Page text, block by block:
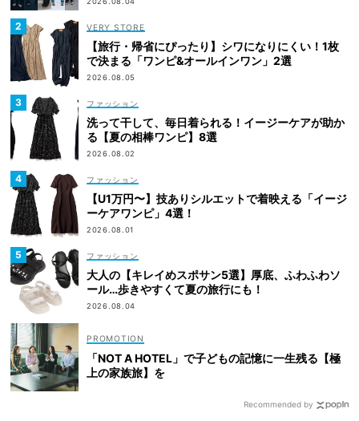
VERY STORE
【旅行・帰省にぴったり】シワになりにくい！1枚
で決まる「ワンピ&オールインワン」2選
2026.08.05
ファッション
洗って干して、毎日着られる！イージーケアが助か
る【夏の相棒ワンピ】8選
2026.08.02
ファッション
【U1万円〜】技ありシルエットで着映える「イージ
ーケアワンピ」4選！
2026.08.01
ファッション
大人の【キレイめスポサン5選】厚底、ふわふわソ
ール…歩きやすくて夏の旅行にも！
2026.08.04
「NOT A HOTEL」で子どもの記憶に一生残る【極
上の家族旅】を
Recommended by